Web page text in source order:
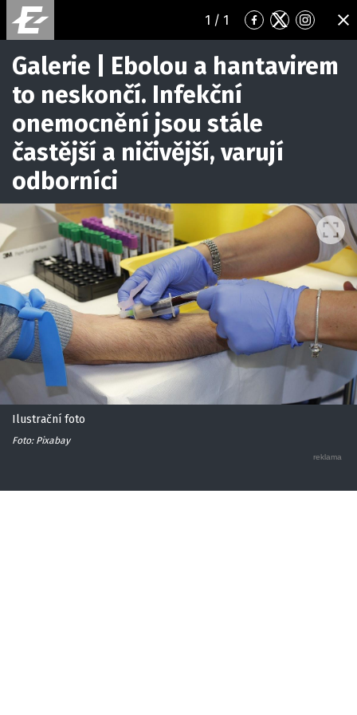
1 / 1
Přejít
na
Facebook
Přejít
na
Twitter
Přejít
na
Galerie | Ebolou a hantavirem
to neskončí. Infekční
onemocnění jsou stále
častější a ničivější, varují
odborníci
Ilustrační foto
Foto: Pixabay